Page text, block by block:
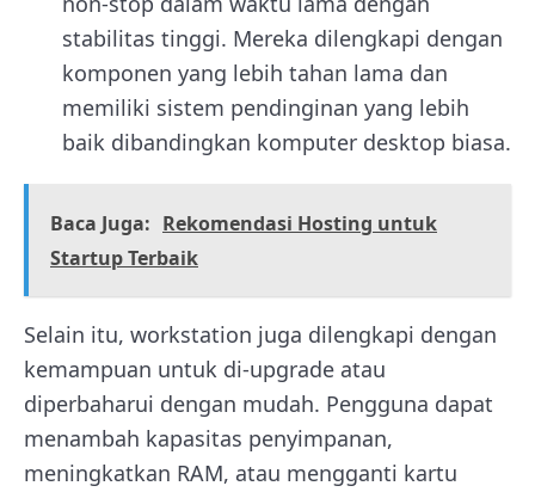
stabilitas tinggi. Mereka dilengkapi dengan
komponen yang lebih tahan lama dan
memiliki sistem pendinginan yang lebih
baik dibandingkan komputer desktop biasa.
Baca Juga: Rekomendasi Hosting untuk
Startup Terbaik
Selain itu, workstation juga dilengkapi dengan
kemampuan untuk di-upgrade atau
diperbaharui dengan mudah. Pengguna dapat
menambah kapasitas penyimpanan,
meningkatkan RAM, atau mengganti kartu